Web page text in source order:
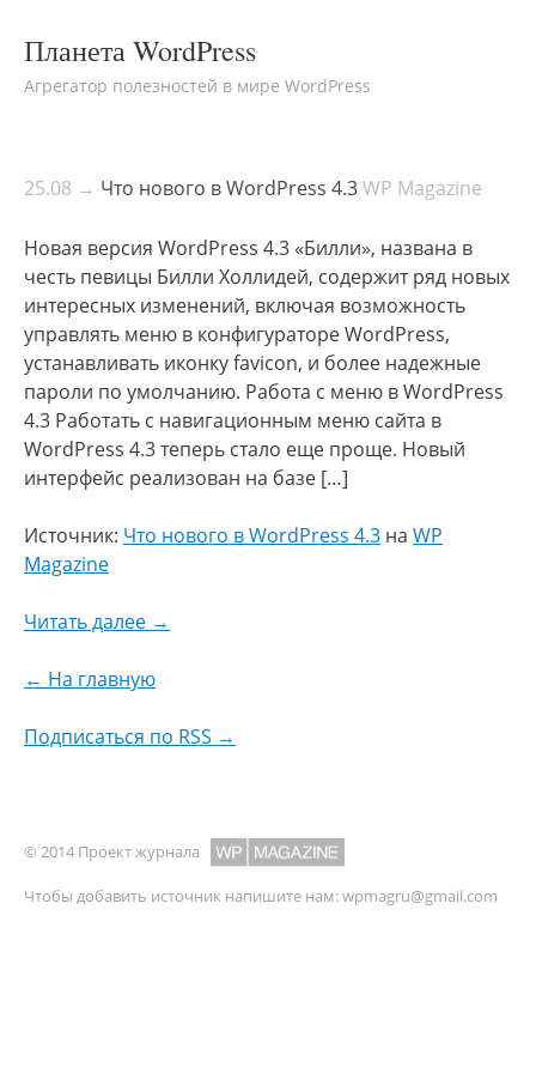
Планета WordPress
Агрегатор полезностей в мире WordPress
25.08 → Что нового в WordPress 4.3WP Magazine
Новая версия WordPress 4.3 «Билли», названа в
честь певицы Билли Холлидей, содержит ряд новых
интересных изменений, включая возможность
управлять меню в конфигураторе WordPress,
устанавливать иконку favicon, и более надежные
пароли по умолчанию. Работа с меню в WordPress
4.3 Работать с навигационным меню сайта в
WordPress 4.3 теперь стало еще проще. Новый
интерфейс реализован на базе […]
Источник: Что нового в WordPress 4.3 на WP
Magazine
Читать далее →
← На главную
Подписаться по RSS →
© 2014 Проект журнала
Чтобы добавить источник напишите нам:wpmagru@gmail.com